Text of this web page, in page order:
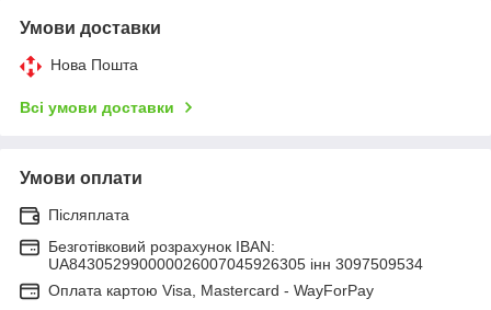
Умови доставки
Нова Пошта
Всі умови доставки
Умови оплати
Післяплата
Безготівковий розрахунок IBAN:
UA843052990000026007045926305 інн 3097509534
Оплата картою Visa, Mastercard - WayForPay